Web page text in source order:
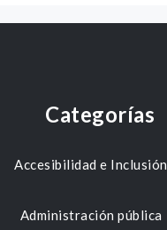
Categorías
Accesibilidad e Inclusión
Administración pública